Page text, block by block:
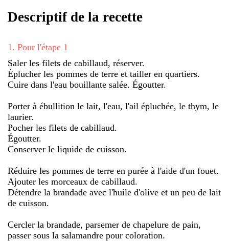
Descriptif de la recette
1 . Pour l'étape 1
Saler les filets de cabillaud, réserver.
Éplucher les pommes de terre et tailler en quartiers.
Cuire dans l'eau bouillante salée. Égoutter.
Porter à ébullition le lait, l'eau, l'ail épluchée, le thym, le
laurier.
Pocher les filets de cabillaud.
Égoutter.
Conserver le liquide de cuisson.
Réduire les pommes de terre en purée à l'aide d'un fouet.
Ajouter les morceaux de cabillaud.
Détendre la brandade avec l'huile d'olive et un peu de lait
de cuisson.
Cercler la brandade, parsemer de chapelure de pain,
passer sous la salamandre pour coloration.